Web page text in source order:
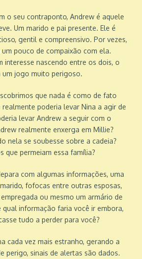
o seu contraponto, Andrew é aquele
Um marido e pai presente. Ele é
gentil e compreensivo. Por vezes,
pouco de compaixão com ela.
interesse nascendo entre os dois, o
um jogo muito perigoso.
que nada é como de fato
realmente poderia levar Nina a agir de
levar Andrew a seguir com o
realmente enxerga em Millie?
nela se soubesse sobre a cadeia?
que permeiam essa família?
com algumas informações, uma
fofocas entre outras esposas,
ou mesmo um armário de
qual informação faria você ir embora,
tudo a perder para você?
cada vez mais estranho, gerando a
perigo, sinais de alertas são dados.